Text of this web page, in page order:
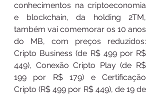
conhecimentos na criptoeconomia
e blockchain, da holding 2TM,
também vai comemorar os 10 anos
do MB, com preços reduzidos:
Cripto Business (de R$ 499 por R$
449), Conexão Cripto Play (de R$
199 por R$ 179) e Certificação
Cripto (R$ 499 por R$ 449), de 19 de